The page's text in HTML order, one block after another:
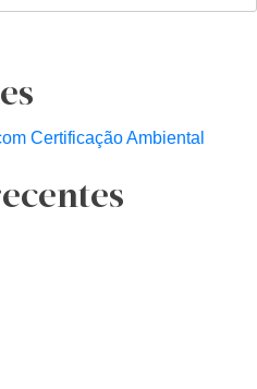
Certificação Ambiental